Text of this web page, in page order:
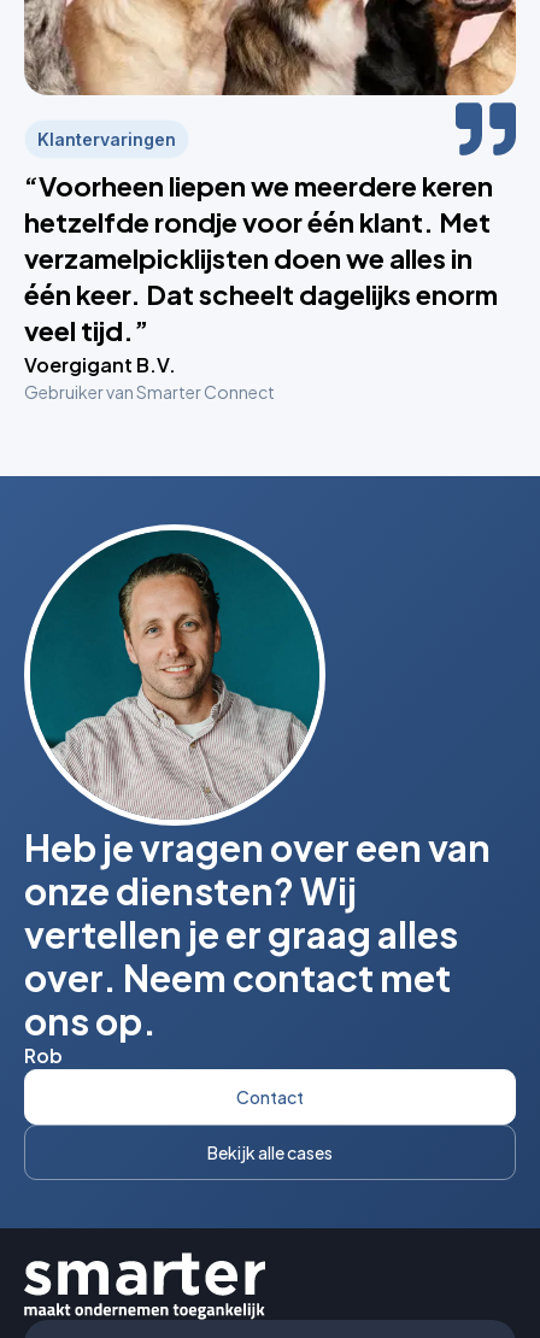
Klantervaringen
“Voorheen liepen we meerdere keren
hetzelfde rondje voor één klant. Met
verzamelpicklijsten doen we alles in
één keer. Dat scheelt dagelijks enorm
veel tijd.”
Voergigant B.V.
Gebruiker van Smarter Connect
Heb je vragen over een van
onze diensten? Wij
vertellen je er graag alles
over. Neem contact met
ons op.
Rob
Contact
Bekijk alle cases